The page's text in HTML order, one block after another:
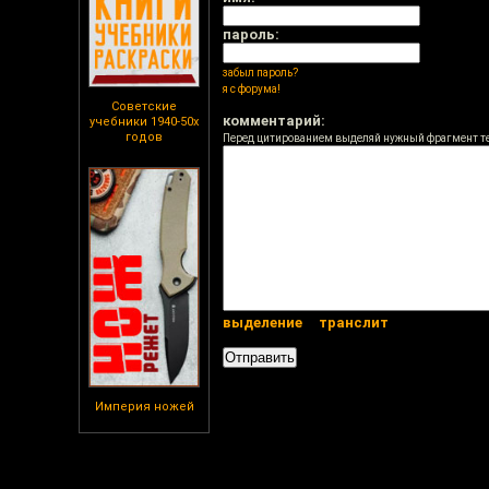
Советские
учебники 1940-50х
годов
Империя ножей
пароль:
забыл пароль?
я с форума!
комментарий:
Перед цитированием выделяй нужный фрагмент
выделение транслит